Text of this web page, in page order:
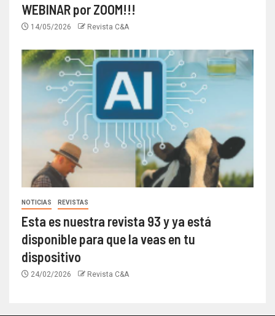
WEBINAR por ZOOM!!!
14/05/2026 Revista C&A
NOTICIAS REVISTAS
Esta es nuestra revista 93 y ya está
disponible para que la veas en tu
dispositivo
24/02/2026 Revista C&A